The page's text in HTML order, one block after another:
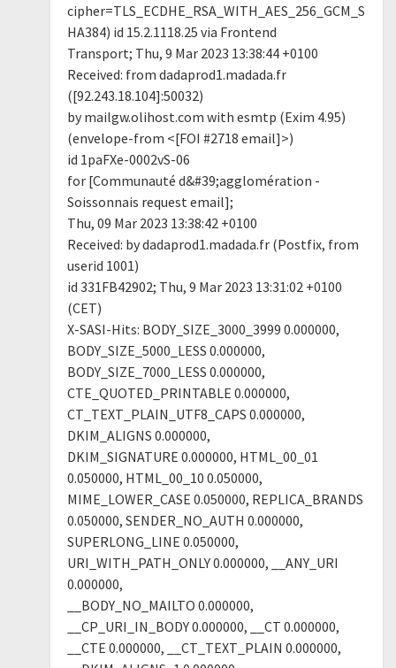
cipher=TLS_ECDHE_RSA_WITH_AES_256_GCM_S
HA384) id 15.2.1118.25 via Frontend
Transport; Thu, 9 Mar 2023 13:38:44 +0100
Received: from dadaprod1.madada.fr
([92.243.18.104]:50032)
by mailgw.olihost.com with esmtp (Exim 4.95)
(envelope-from <[FOI #2718 email]>)
id 1paFXe-0002vS-06
for [Communauté d&#39;agglomération -
Soissonnais request email];
Thu, 09 Mar 2023 13:38:42 +0100
Received: by dadaprod1.madada.fr (Postfix, from
userid 1001)
id 331FB42902; Thu, 9 Mar 2023 13:31:02 +0100
(CET)
X-SASI-Hits: BODY_SIZE_3000_3999 0.000000,
BODY_SIZE_5000_LESS 0.000000,
BODY_SIZE_7000_LESS 0.000000,
CTE_QUOTED_PRINTABLE 0.000000,
CT_TEXT_PLAIN_UTF8_CAPS 0.000000,
DKIM_ALIGNS 0.000000,
DKIM_SIGNATURE 0.000000, HTML_00_01
0.050000, HTML_00_10 0.050000,
MIME_LOWER_CASE 0.050000, REPLICA_BRANDS
0.050000, SENDER_NO_AUTH 0.000000,
SUPERLONG_LINE 0.050000,
URI_WITH_PATH_ONLY 0.000000, __ANY_URI
0.000000,
__BODY_NO_MAILTO 0.000000,
__CP_URI_IN_BODY 0.000000, __CT 0.000000,
__CTE 0.000000, __CT_TEXT_PLAIN 0.000000,